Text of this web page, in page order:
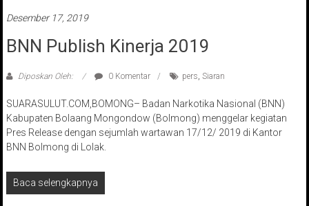
Desember 17, 2019
BNN Publish Kinerja 2019
Diposkan Oleh: 0 Komentar pers, Siaran
SUARASULUT.COM,BOMONG– Badan Narkotika Nasional (BNN)
Kabupaten Bolaang Mongondow (Bolmong) menggelar kegiatan
Pres Release dengan sejumlah wartawan 17/12/ 2019 di Kantor
BNN Bolmong di Lolak.
Baca selengkapnya